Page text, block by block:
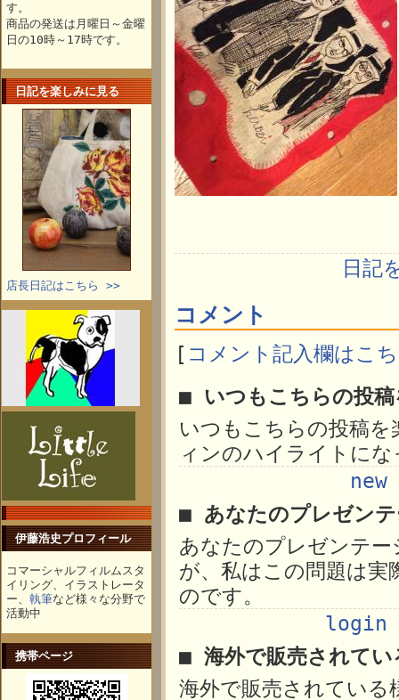
す。
商品の発送は月曜日～金曜
日の10時～17時です。
日記を楽しみに見る
店長日記はこちら >>
伊藤浩史プロフィール
コマーシャルフィルムスタ
イリング、イラストレータ
ー、 執筆など様々な分野で
活動中
携帯ページ
日記
コメント
[ コメント記入欄はこ
■ いつもこちらの投稿
いつもこちらの投稿
ィンのハイライトに
new
■ あなたのプレゼンテ
あなたのプレゼンテ
が、私はこの問題は実
のです。
login
■ 海外で販売されてい
海外で販売されている